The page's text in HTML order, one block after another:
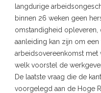
langdurige
binnen 26 weken geen
omstandigheid
aanleiding kan zijn om
arbeidsovereenkomst met
welk voorstel de
De laatste vraag die de
voorgelegd aan de Hoge